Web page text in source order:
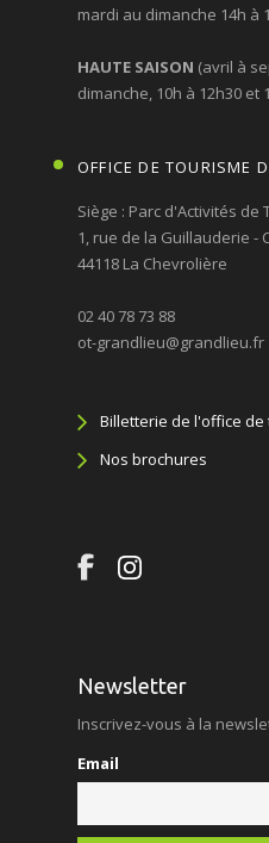
mardi au dimanche 14h à
HAUTE SAISON (avril à
dimanche, 10h à 12h30 et
OFFICE DE TOURISME
Siège : Parc d'Activités de
1, rue de la Guillauderie -
44118 La Chevrolière
02 40 78 73 88
ot-grandlieu@grandlieu.fr
Billetterie de l'office de
Nos brochures
Newsletter
Inscrivez-vous à la
Email